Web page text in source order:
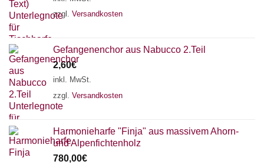
zzgl. Versandkosten
Gefangenenchor aus Nabucco 2.Teil
2,60€
inkl. MwSt.
zzgl. Versandkosten
Harmonieharfe "Finja" aus massivem Ahorn-
und Alpenfichtenholz
780,00€